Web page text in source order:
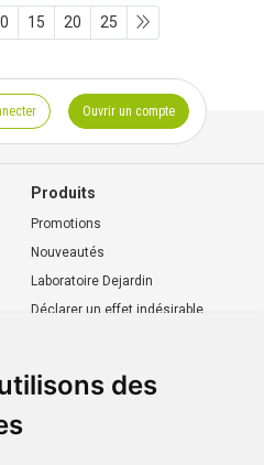
des
15 20 25
Ouvrir un compte
Produits
Promotions
Nouveautés
Laboratoire Dejardin
Déclarer un effet indésirable